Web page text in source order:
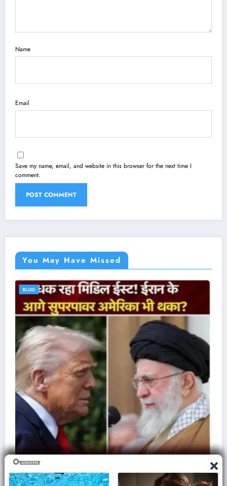
Name
Email
Save my name, email, and website in this browser for the next time I
comment.
You May Have Missed
BLOG